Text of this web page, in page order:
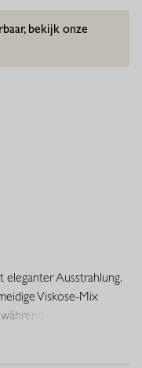
bekijk onze
eleganter Ausstrahlung.
Viskose-Mix
die
dem Design einen